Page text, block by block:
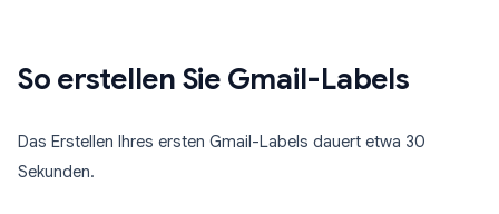
So erstellen Sie Gmail-Labels
Das Erstellen Ihres ersten Gmail-Labels dauert etwa 30
Sekunden.